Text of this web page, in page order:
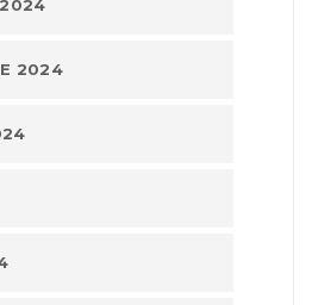
2024